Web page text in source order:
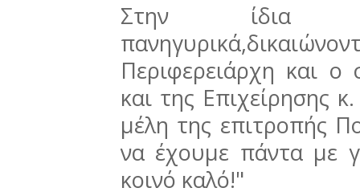
Στην ίδια
Περιφερειάρχη και
και της Επιχείρησης
μέλη της επιτροπής
να έχουμε πάντα με
κοινό καλό!"